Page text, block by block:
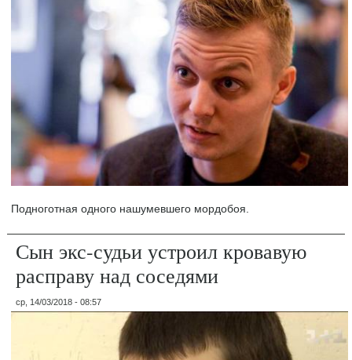
Подноготная одного нашумевшего мордобоя.
Сын экс-судьи устроил кровавую
расправу над соседями
ср, 14/03/2018 - 08:57